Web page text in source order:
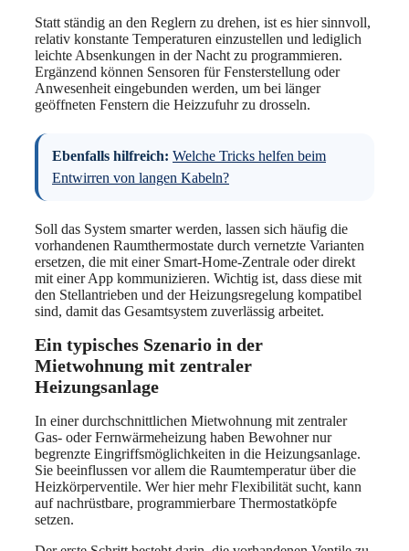
Statt ständig an den Reglern zu drehen, ist es hier sinnvoll,
relativ konstante Temperaturen einzustellen und lediglich
leichte Absenkungen in der Nacht zu programmieren.
Ergänzend können Sensoren für Fensterstellung oder
Anwesenheit eingebunden werden, um bei länger
geöffneten Fenstern die Heizzufuhr zu drosseln.
Ebenfalls hilfreich: Welche Tricks helfen beim
Entwirren von langen Kabeln?
Soll das System smarter werden, lassen sich häufig die
vorhandenen Raumthermostate durch vernetzte Varianten
ersetzen, die mit einer Smart-Home-Zentrale oder direkt
mit einer App kommunizieren. Wichtig ist, dass diese mit
den Stellantrieben und der Heizungsregelung kompatibel
sind, damit das Gesamtsystem zuverlässig arbeitet.
Ein typisches Szenario in der
Mietwohnung mit zentraler
Heizungsanlage
In einer durchschnittlichen Mietwohnung mit zentraler
Gas- oder Fernwärmeheizung haben Bewohner nur
begrenzte Eingriffsmöglichkeiten in die Heizungsanlage.
Sie beeinflussen vor allem die Raumtemperatur über die
Heizkörperventile. Wer hier mehr Flexibilität sucht, kann
auf nachrüstbare, programmierbare Thermostatköpfe
setzen.